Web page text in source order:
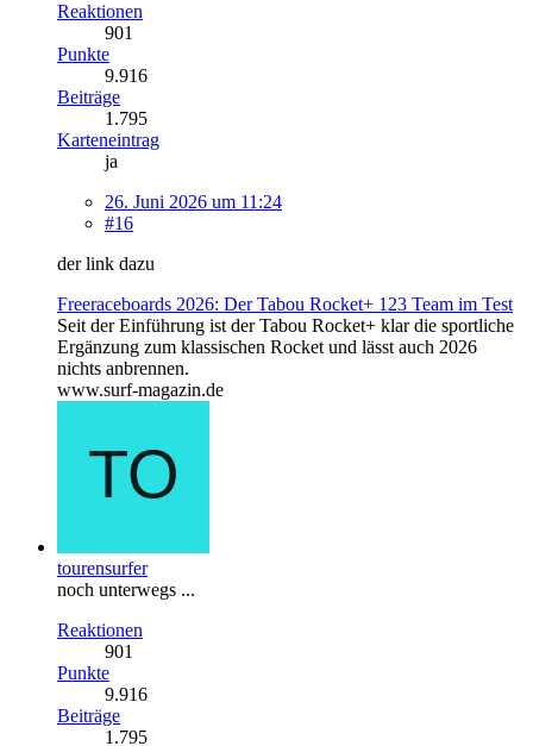
Reaktionen
901
Punkte
9.916
Beiträge
1.795
Karteneintrag
ja
26. Juni 2026 um 11:24
#16
der link dazu
Freeraceboards 2026: Der Tabou Rocket+ 123 Team im Test
Seit der Einführung ist der Tabou Rocket+ klar die sportliche
Ergänzung zum klassischen Rocket und lässt auch 2026
nichts anbrennen.
www.surf-magazin.de
tourensurfer
noch unterwegs ...
Reaktionen
901
Punkte
9.916
Beiträge
1.795